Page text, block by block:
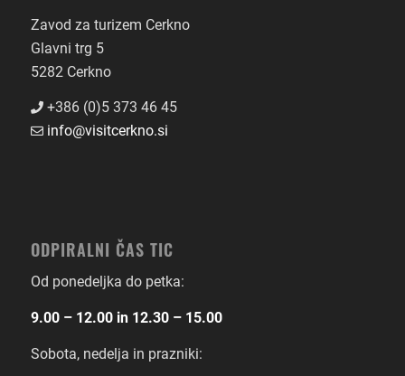
Zavod za turizem Cerkno
Glavni trg 5
5282 Cerkno
+386 (0)5 373 46 45
info@visitcerkno.si
ODPIRALNI ČAS TIC
Od ponedeljka do petka:
9.00 – 12.00 in 12.30 – 15.00
Sobota, nedelja in prazniki: